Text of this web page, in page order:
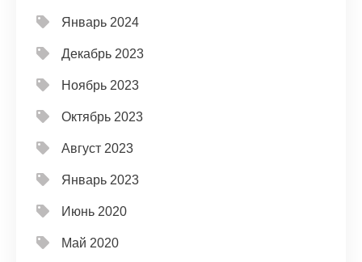
Январь 2024
Декабрь 2023
Ноябрь 2023
Октябрь 2023
Август 2023
Январь 2023
Июнь 2020
Май 2020